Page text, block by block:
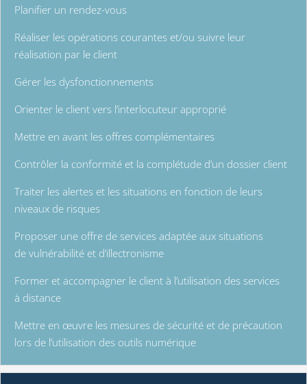
Planifier un rendez-vous
Réaliser les opérations courantes et/ou suivre leur
réalisation par le client
Gérer les dysfonctionnements
Orienter le client vers l’interlocuteur approprié
Mettre en avant les offres complémentaires
Contrôler la conformité et la complétude d’un dossier client
Traiter les alertes et les situations en fonction de leurs
niveaux de risques
Proposer une offre de services adaptée aux situations
de vulnérabilité et d’illectronisme
Former et accompagner le client à l’utilisation des services
à distance
Mettre en œuvre les mesures de sécurité et de précaution
lors de l’utilisation des outils numérique